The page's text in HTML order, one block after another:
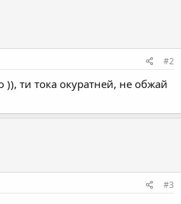
#2
ти тока окуратней, не обжай
#3